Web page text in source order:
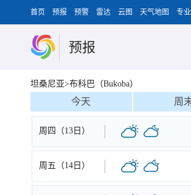
首页 预报 预警 雷达 云图 天气地图 专
预报
坦桑尼亚>布科巴（Bukoba）
今天 周
周四（13日）
周五（14日）